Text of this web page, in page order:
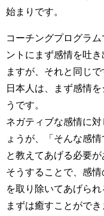
始まりです。
コーチングプログラ
ントにまず感情を吐
ますが、それと同じで
日本人は、まず感情
うです。
ネガティブな感情に
ょうが、「そんな感
と教えてあげる必要が
そうすることで、感
を取り除いてあげら
まずは癒すことができ